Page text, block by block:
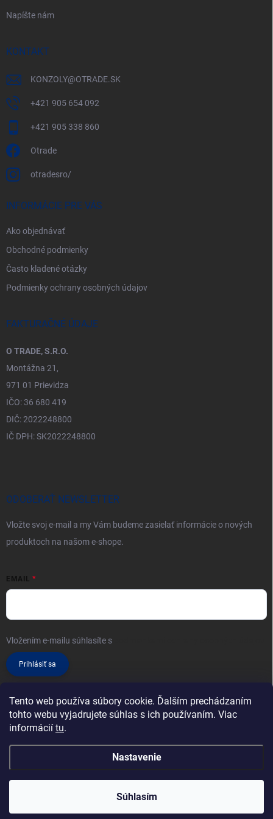
Tento web používa súbory cookie. Ďalším prechádzaním
tohto webu vyjadrujete súhlas s ich používaním. Viac
informácií tu.
Nastavenie
Súhlasím
Napíšte nám
KONTAKT
KONZOLY@OTRADE.SK
+421 905 654 092
+421 905 338 860
Otrade
otradesro/
INFORMÁCIE PRE VÁS
Ako objednávať
Obchodné podmienky
Často kladené otázky
Podmienky ochrany osobných údajov
FAKTURAČNÉ ÚDAJE
O TRADE, S.R.O.
Montážna 21,
971 01 Prievidza
IČO: 36 680 419
DIČ: 2022248800
IČ DPH: SK2022248800
ODOBERAŤ NEWSLETTER
Vložte svoj e-mail a my Vám budeme zasielať informácie o nových
produktoch na našom e-shope.
EMAIL
Vložením e-mailu súhlasíte s
Prihlásiť sa
Copyright 2026Klimatizácie, konzoly a príslušenstvo. Všetky práva
vyhradené.